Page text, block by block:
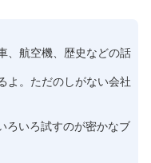
、航空機、歴史などの話
よ。ただのしがない会社
ろいろ試すのが密かなブ